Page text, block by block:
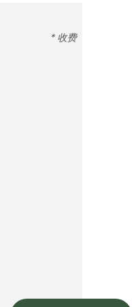
* 收费